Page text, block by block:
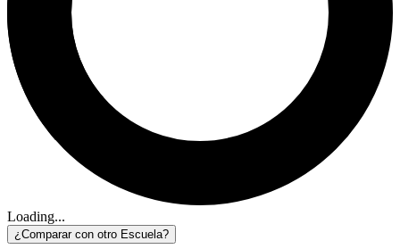
Loading...
¿Comparar con otro Escuela?